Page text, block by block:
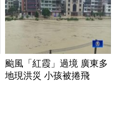
颱風「紅霞」過境 廣東多
地現洪災 小孩被捲飛